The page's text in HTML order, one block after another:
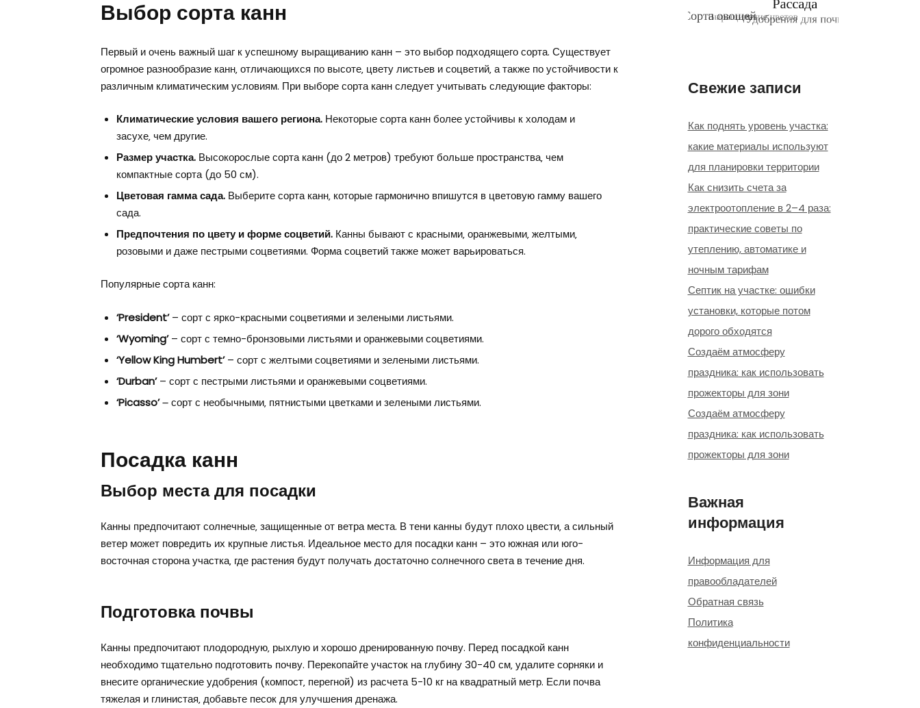
Выбор сорта канн
Первый и очень важный шаг к успешному выращиванию канн – это выбор подходящего сорта. Существует
огромное разнообразие канн‚ отличающихся по высоте‚ цвету листьев и соцветий‚ а также по устойчивости к
различным климатическим условиям. При выборе сорта канн следует учитывать следующие факторы:
Климатические условия вашего региона.Некоторые сорта канн более устойчивы к холодам и
засухе‚ чем другие.
Размер участка.Высокорослые сорта канн (до 2 метров) требуют больше пространства‚ чем
компактные сорта (до 50 см).
Цветовая гамма сада.Выберите сорта канн‚ которые гармонично впишутся в цветовую гамму вашего
сада.
Предпочтения по цвету и форме соцветий.Канны бывают с красными‚ оранжевыми‚ желтыми‚
розовыми и даже пестрыми соцветиями. Форма соцветий также может варьироваться.
Популярные сорта канн:
‘President’– сорт с ярко-красными соцветиями и зелеными листьями.
‘Wyoming’– сорт с темно-бронзовыми листьями и оранжевыми соцветиями.
‘Yellow King Humbert’– сорт с желтыми соцветиями и зелеными листьями.
‘Durban’– сорт с пестрыми листьями и оранжевыми соцветиями.
‘Picasso’౼ сорт с необычными‚ пятнистыми цветками и зелеными листьями.
Посадка канн
Выбор места для посадки
Канны предпочитают солнечные‚ защищенные от ветра места. В тени канны будут плохо цвести‚ а сильный
ветер может повредить их крупные листья. Идеальное место для посадки канн – это южная или юго-
восточная сторона участка‚ где растения будут получать достаточно солнечного света в течение дня.
Подготовка почвы
Канны предпочитают плодородную‚ рыхлую и хорошо дренированную почву. Перед посадкой канн
необходимо тщательно подготовить почву. Перекопайте участок на глубину 30-40 см‚ удалите сорняки и
внесите органические удобрения (компост‚ перегной) из расчета 5-10 кг на квадратный метр. Если почва
тяжелая и глинистая‚ добавьте песок для улучшения дренажа.
Свежие записи
Как поднять уровень участка:
какие материалы используют
для планировки территории
Как снизить счета за
электроотопление в 2–4 раза:
практические советы по
утеплению, автоматике и
ночным тарифам
Септик на участке: ошибки
установки, которые потом
дорого обходятся
Создаём атмосферу
праздника: как использовать
прожекторы для зони
Создаём атмосферу
праздника: как использовать
прожекторы для зони
Важная
информация
Информация для
правообладателей
Обратная связь
Политика
конфиденциальности